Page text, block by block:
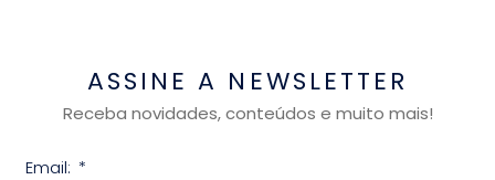
ASSINE A NEWSLETTER
Receba novidades, conteúdos e muito mais!
Email: